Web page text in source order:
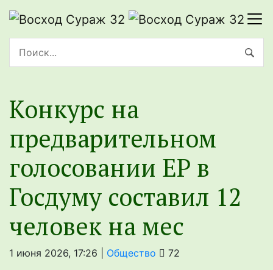
Конкурс на
предварительном
голосовании ЕР в
Госдуму составил 12
человек на мес
1 июня 2026, 17:26 | Общество 72